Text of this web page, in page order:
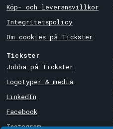
Köp- och leveransvillkor
Integritetspolicy
Om cookies på Tickster
Tickster
Jobba på Tickster
Logotyper & media
LinkedIn
Facebook
Instagram